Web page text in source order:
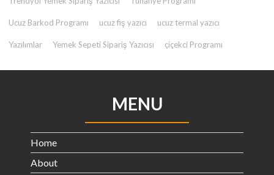
Ucuz Barkod Programı ucuz fiş yazıcı ucuz termal yazıcı
Yazılımlar Yemek Sepeti Sipariş Yazıcısı çiçekci Programı
MENU
Home
About